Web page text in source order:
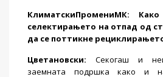
КлиматскиПромениМК:
селектирањето на отпад од
да се поттикне
Цветановски: Секогаш и
заемната подршка како и